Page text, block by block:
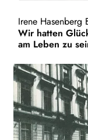
AKTUELLES
NEWSLETTER
WEITERE
Search:
Irene Hasenberg
Wir hatten
am Leben zu